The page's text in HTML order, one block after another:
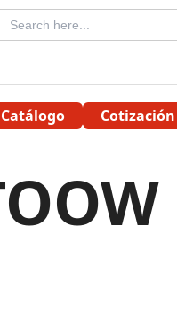
FOR:
Catálogo Cotización